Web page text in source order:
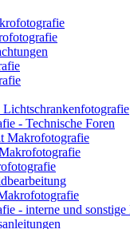
- Technische Foren
Makrofotografie
- interne und sonstige